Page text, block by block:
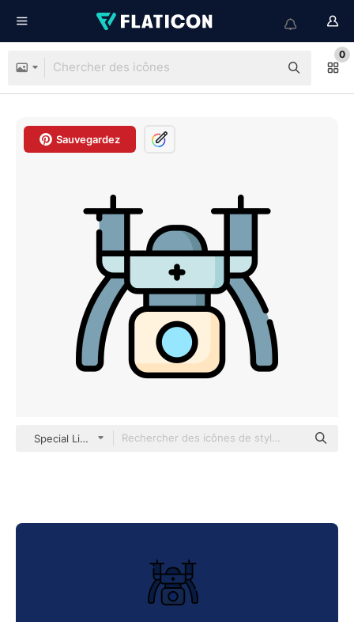
0
Sauvegardez
Special Lineal color